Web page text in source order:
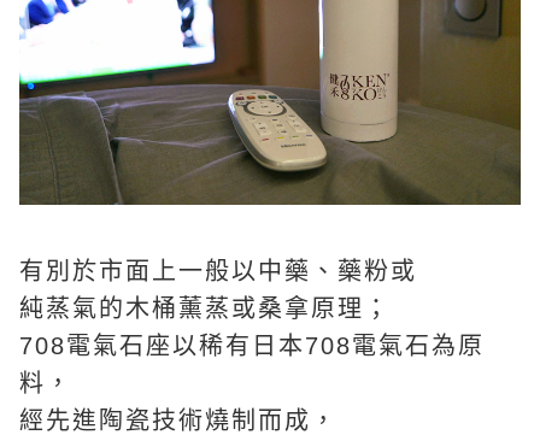
有別於市面上一般以中藥、藥粉或
純蒸氣的木桶薰蒸或桑拿原理；
708電氣石座以稀有日本708電氣石為原
料，
經先進陶瓷技術燒制而成，